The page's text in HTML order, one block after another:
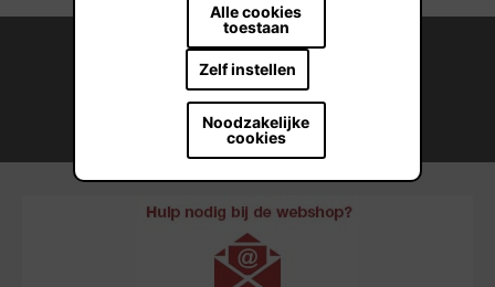
Alle cookies
toestaan
Zelf instellen
Noodzakelijke
cookies
Internationale kennis en ervaring
Professionele naverkoopservice
Duurzame bouwmateriaaloplossingen